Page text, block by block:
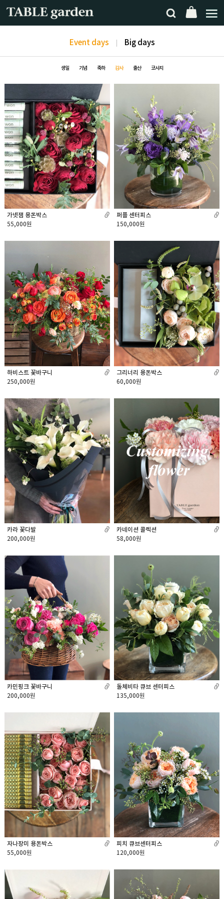
Event days Big days
생일 기념 축하 감사 출산 코사지
가넷잼 용돈박스
55,000원
퍼플 센터피스
150,000원
하비스트 꽃바구니
250,000원
그리너리 용돈박스
60,000원
카라 꽃다발
200,000원
카네이션 콜렉션
58,000원
카민핑크 꽃바구니
200,000원
돌체비타 큐브 센터피스
135,000원
자나장미 용돈박스
55,000원
피치 큐브센터피스
120,000원